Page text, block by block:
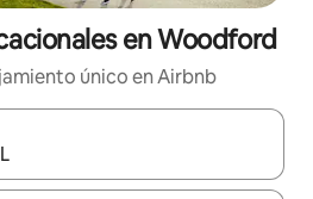
en Woodford
único en Airbnb
disponibles, podrás navegar